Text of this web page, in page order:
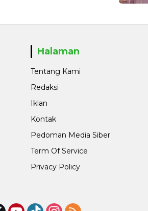
Halaman
Tentang Kami
Redaksi
Iklan
Kontak
Pedoman Media Siber
Term Of Service
Privacy Policy